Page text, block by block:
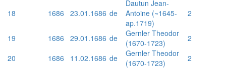
18 1686 23.01.1686 de
Dautun Jean-
Antoine (~1645-
ap.1719)
2
19 1686 29.01.1686 de
Gernler Theodor
(1670-1723)
2
20
1686 11.02.1686 de
Gernler Theodor
(1670-1723)
2